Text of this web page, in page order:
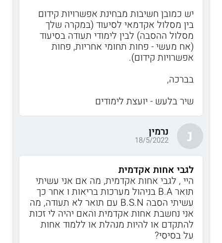
יש כמובן חשיבות מבחינת אפשרויות קידום
בין מסלול אקדמאי לסיעוד (במקרה שלך
מסלול ההסבה) לבין לימודי תעודה בסיעוד
(אח מעשי - פחות תחומי אחריות, פחות
אפשרויות קידום).
בברכה,
שיר בלעש - יועצת לימודים
נ נרמין
18/5/2022
לגבי אחות אקדמית
היי , לגבי אחות אקדמית, מה אם אני עשיתי
תואר B.A בניהול מערכות בריאות ו אחר כך
עשיתי הסבה B.S.N עם תואר לא תעודה, מה
אני נחשבת אחות אקדמית והאם יהיה לי זכות
להתקדם או להיות מנהלת או ללמוד אחות
על בסיסי?